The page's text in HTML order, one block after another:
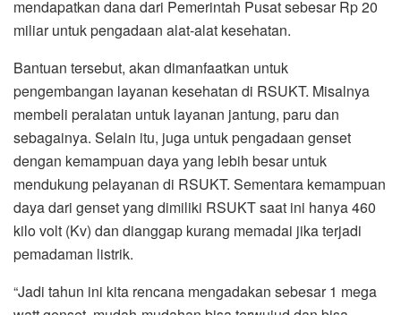
mendapatkan dana dari Pemerintah Pusat sebesar Rp 20
miliar untuk pengadaan alat-alat kesehatan.
Bantuan tersebut, akan dimanfaatkan untuk
pengembangan layanan kesehatan di RSUKT. Misalnya
membeli peralatan untuk layanan jantung, paru dan
sebagainya. Selain itu, juga untuk pengadaan genset
dengan kemampuan daya yang lebih besar untuk
mendukung pelayanan di RSUKT. Sementara kemampuan
daya dari genset yang dimiliki RSUKT saat ini hanya 460
kilo volt (Kv) dan dianggap kurang memadai jika terjadi
pemadaman listrik.
“Jadi tahun ini kita rencana mengadakan sebesar 1 mega